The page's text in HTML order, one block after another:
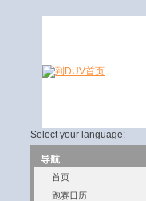
Select your language:
导航
首页
跑赛日历